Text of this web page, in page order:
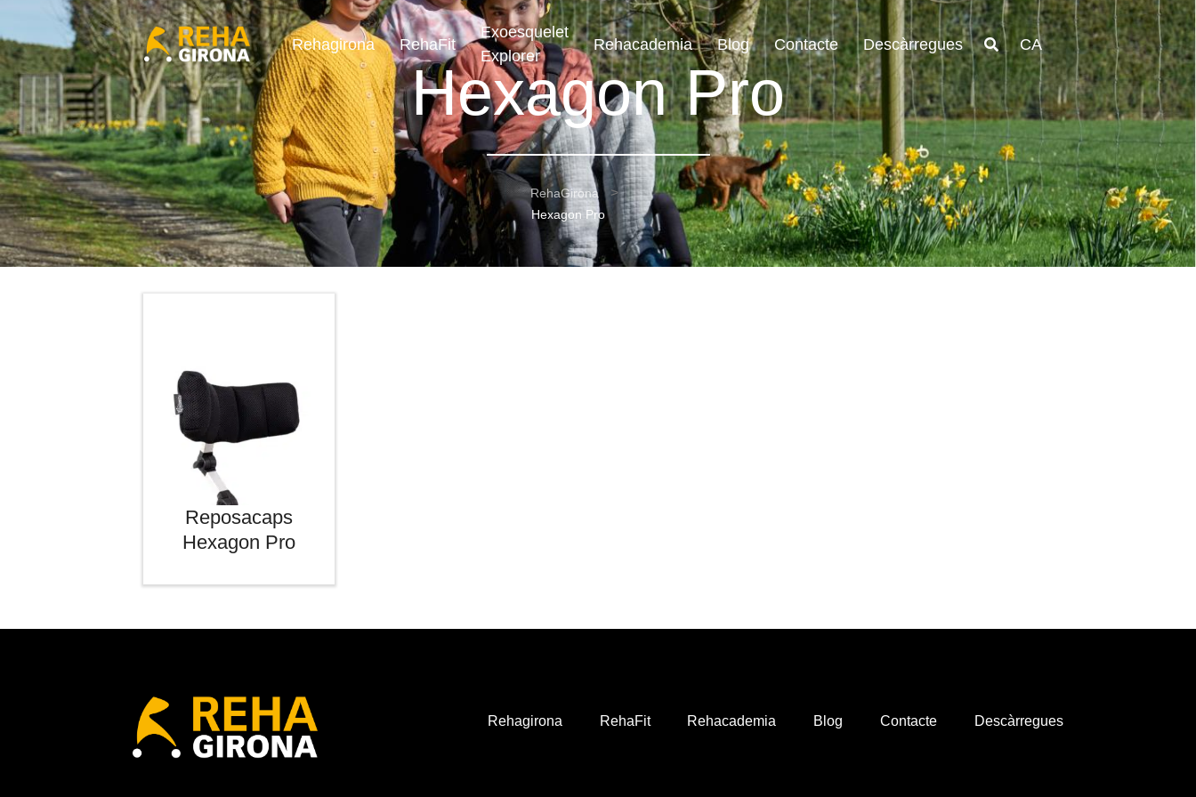
Rehagirona RehaFit
Exoesquelet
Explorer
Rehacademia Blog Contacte Descàrregues CA
Hexagon Pro
RehaGirona
Hexagon Pro
Reposacaps
Hexagon Pro
Rehagirona RehaFit Rehacademia Blog Contacte Descàrregues